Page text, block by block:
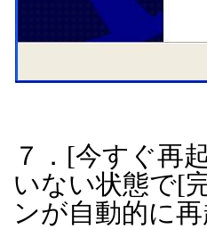
７． [今すぐ再
いない状態で[
ンが自動的に再